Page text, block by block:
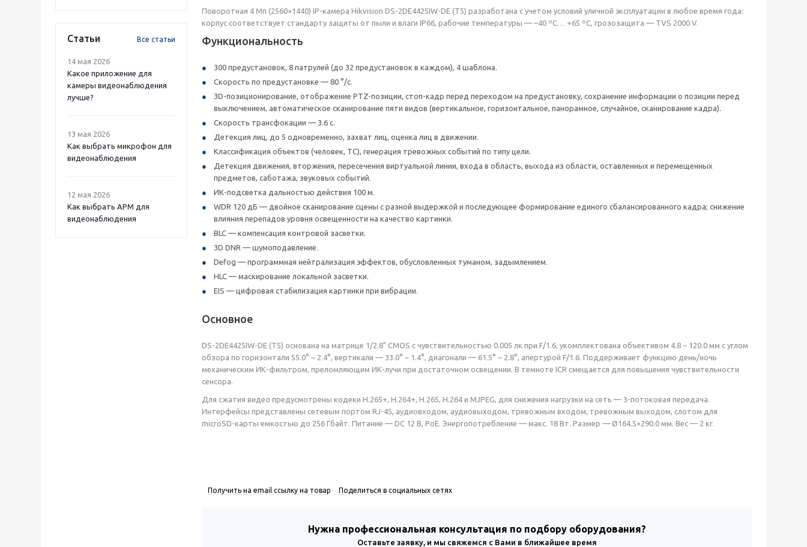
Статьи Все статьи
14 мая 2026
Какое приложение для
камеры видеонаблюдения
лучше?
13 мая 2026
Как выбрать микрофон для
видеонаблюдения
12 мая 2026
Как выбрать APM для
видеонаблюдения
Поворотная 4 Мп (2560×1440) IP-камера Hikvision DS-2DE4425IW-DE (T5) разработана с учетом условий уличной эксплуатации в любое время года:
корпус соответствует стандарту защиты от пыли и влаги IP66, рабочие температуры — –40 ºС… +65 ºС, грозозащита — TVS 2000 V.
Функциональность
300 предустановок, 8 патрулей (до 32 предустановок в каждом), 4 шаблона.
Скорость по предустановке — 80 °/с.
3D-позиционирование, отображение PTZ-позиции, стоп-кадр перед переходом на предустановку, сохранение информации о позиции перед
выключением, автоматическое сканирование пяти видов (вертикальное, горизонтальное, панорамное, случайное, сканирование кадра).
Скорость трансфокации — 3.6 с.
Детекция лиц, до 5 одновременно, захват лиц, оценка лиц в движении.
Классификация объектов (человек, ТС), генерация тревожных событий по типу цели.
Детекция движения, вторжения, пересечения виртуальной линии, входа в область, выхода из области, оставленных и перемещенных
предметов, саботажа, звуковых событий.
ИК-подсветка дальностью действия 100 м.
WDR 120 дБ — двойное сканирование сцены с разной выдержкой и последующее формирование единого сбалансированного кадра; снижение
влияния перепадов уровня освещенности на качество картинки.
BLC — компенсация контровой засветки.
3D DNR — шумоподавление.
Defog — программная нейтрализация эффектов, обусловленных туманом, задымлением.
HLC — маскирование локальной засветки.
EIS — цифровая стабилизация картинки при вибрации.
Основное
DS-2DE4425IW-DE (T5) основана на матрице 1/2.8" CMOS с чувствительностью 0.005 лк при F/1.6, укомплектована объективом 4.8 ~ 120.0 мм с углом
обзора по горизонтали 55.0° ~ 2.4°, вертикали — 33.0° ~ 1.4°, диагонали — 61.5° ~ 2.8°, апертурой F/1.6. Поддерживает функцию день/ночь
механическим ИК-фильтром, преломляющим ИК-лучи при достаточном освещении. В темноте ICR смещается для повышения чувствительности
сенсора.
Для сжатия видео предусмотрены кодеки H.265+, H.264+, H.265, H.264 и MJPEG, для снижения нагрузки на сеть — 3-потоковая передача.
Интерфейсы представлены сетевым портом RJ-45, аудиовходом, аудиовыходом, тревожным входом, тревожным выходом, слотом для
microSD-карты емкостью до 256 Гбайт. Питание — DC 12 В, PoE. Энергопотребление — макс. 18 Вт. Размер — Ø164.5×290.0 мм. Вес — 2 кг.
Получить на email ссылку на товар Поделиться в социальных сетях
Нужна профессиональная консультация по подбору оборудования?
Оставьте заявку, и мы свяжемся с Вами в ближайшее время